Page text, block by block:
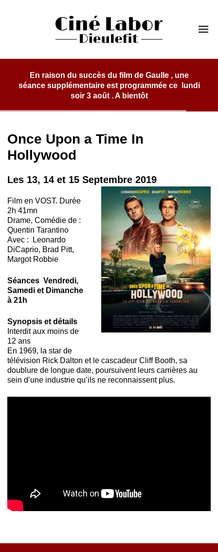
Cinéma Labor
Dieulefit
du film de Gaulle , une
est programmée ce lundi
Once Upon a Time In
Hollywood
Les 13, 14 et 15 Septembre 2019
Film en VOST. Durée
2h 41mn
Drame, Comédie de :
Quentin Tarantino
Avec : Leonardo
DiCaprio, Brad Pitt,
Margot Robbie
Séances Vendredi,
Samedi et Dimanche
à 21h
Synopsis et détails
Interdit aux moins de
12 ans
En 1969, la star de
télévision Rick Dalton et le cascadeur Cliff Booth, sa
doublure de longue date, poursuivent leurs carrières au
sein d’une industrie qu’ils ne reconnaissent plus.